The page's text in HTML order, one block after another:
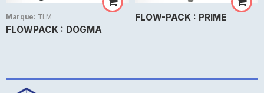
Marque: TLM
FLOWPACK : DOGMA
FLOW-PACK : PRIME